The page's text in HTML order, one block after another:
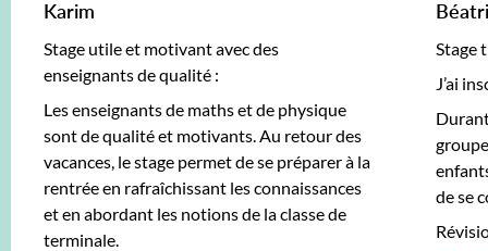
Karim
Stage utile et motivant avec des
enseignants de qualité :
Les enseignants de maths et de physique
sont de qualité et motivants. Au retour des
vacances, le stage permet de se préparer à la
rentrée en rafraîchissant les connaissances
et en abordant les notions de la classe de
terminale.
Stage
J’ai
de se